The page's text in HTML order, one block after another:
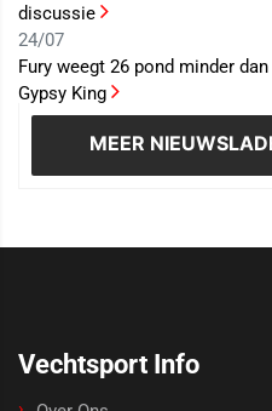
discussie
24/07
Fury weegt 26 pond minder
Gypsy King
MEER NIEUWS
Vechtsport Info